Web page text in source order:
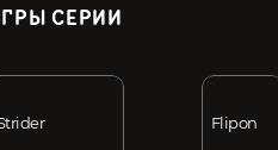
СЕРИИ
Flipon